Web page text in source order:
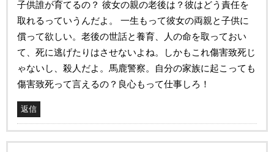
子供誰が育てるの？ 彼女の親の老後は？彼はどう責任を
取れるっていうんだよ。 一生もって彼女の両親と子供に
償って欲しい。老後の世話と養育、人の命を取っておい
て、死に逃げたりはさせないよね。しかもこれ傷害致死じ
ゃないし、殺人だよ。馬鹿警察。自分の家族に起こっても
傷害致死って言えるの？良心もって仕事しろ！
返信